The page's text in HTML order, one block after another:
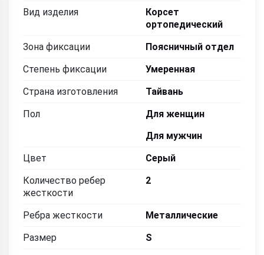
Вид изделия
Корсет
ортопедический
Зона фиксации
Поясничный отдел
Степень фиксации
Умеренная
Страна изготовления
Тайвань
Пол
Для женщин
Для мужчин
Цвет
Серый
Количество ребер
жесткости
2
Ребра жесткости
Металлические
Размер
S